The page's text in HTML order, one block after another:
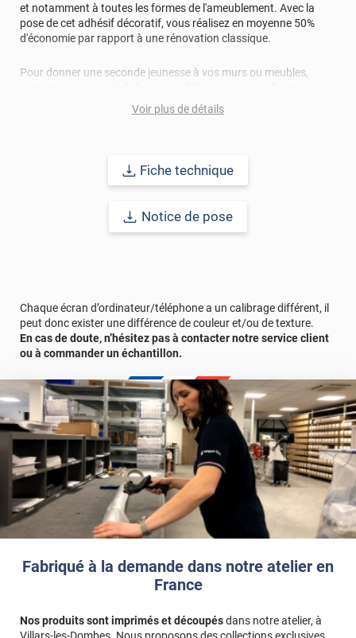
Fabriqué à la demande dans notre atelier en
France
Nos produits sont imprimés et découpésdans notre atelier, à
Villars-les-Dombes. Nous proposons des collections exclusives
et notamment à toutes les formes de l'ameublement. Avec la
pose de cet adhésif décoratif, vous réalisez en moyenne 50%
d'économie par rapport à une rénovation classique.
Pour donner une seconde jeunesse à vos murs ou meubles,
résistance à l’eau, à la saleté, à l’abrasion, aux UV et à l’usure.
Grâce à son épaisseur, cet adhésif masque également les petites
Afin de vous rendre compte de la qualité et de son rendu
Voir plus de détails
Fiche technique
Notice de pose
Chaque écran d’ordinateur/téléphone a un calibrage différent, il
peut donc exister une différence de couleur et/ou de texture.
En cas de doute, n’hésitez pas à contacter notre service client
ou à commander un échantillon.